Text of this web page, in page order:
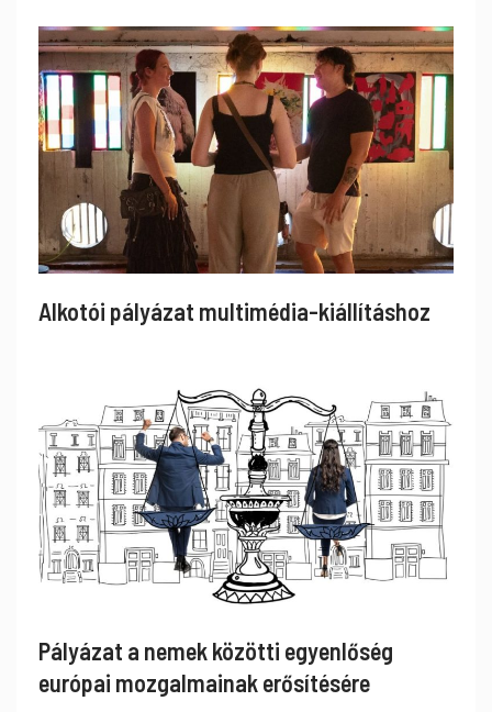
Alkotói pályázat multimédia-kiállításhoz
Pályázat a nemek közötti egyenlőség
európai mozgalmainak erősítésére